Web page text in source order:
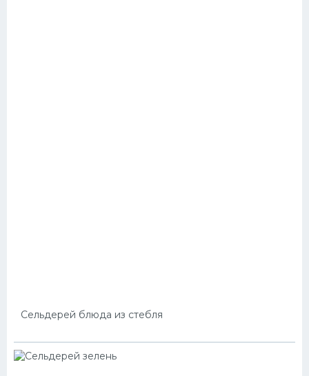
Сельдерей блюда из стебля